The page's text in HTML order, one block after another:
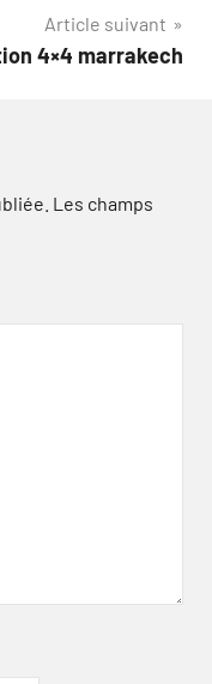
Article suivant
4×4 marrakech
Les champs